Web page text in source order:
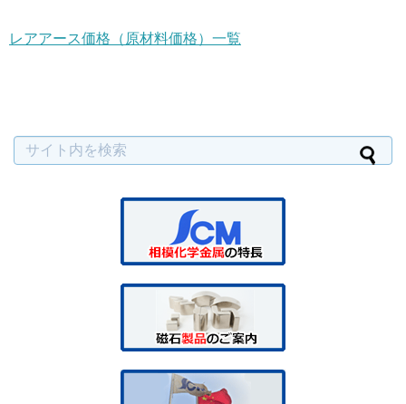
レアアース価格（原材料価格）一覧